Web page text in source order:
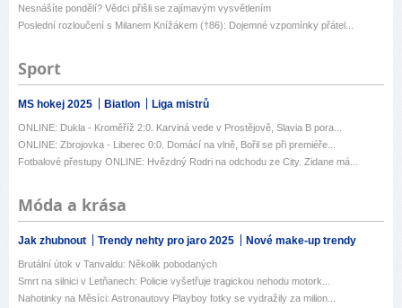
Nesnášíte pondělí? Vědci přišli se zajímavým vysvětlením
Poslední rozloučení s Milanem Knížákem (†86): Dojemné vzpomínky přátel...
Sport
MS hokej 2025 Biatlon Liga mistrů
ONLINE: Dukla - Kroměříž 2:0. Karviná vede v Prostějově, Slavia B pora...
ONLINE: Zbrojovka - Liberec 0:0. Domácí na vlně, Bořil se při premiéře...
Fotbalové přestupy ONLINE: Hvězdný Rodri na odchodu ze City. Zidane má...
Móda a krása
Jak zhubnout Trendy nehty pro jaro 2025 Nové make-up trendy
Brutální útok v Tanvaldu: Několik pobodaných
Smrt na silnici v Letňanech: Policie vyšetřuje tragickou nehodu motork...
Nahotinky na Měsíci: Astronautovy Playboy fotky se vydražily za milion...